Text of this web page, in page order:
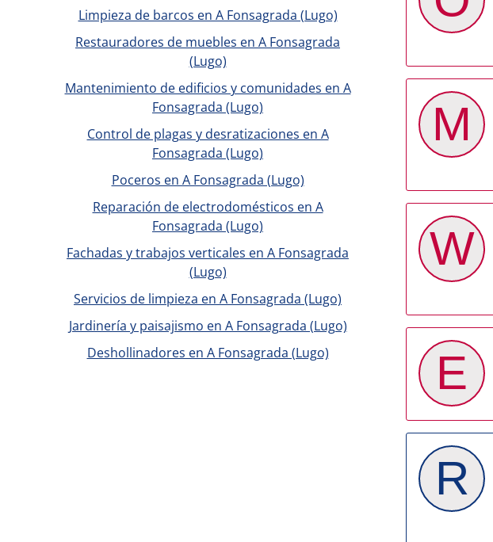
M
W
E
R
Limpieza de barcos en A Fonsagrada (Lugo)
Restauradores de muebles en A Fonsagrada
(Lugo)
Mantenimiento de edificios y comunidades en A
Fonsagrada (Lugo)
Control de plagas y desratizaciones en A
Fonsagrada (Lugo)
Poceros en A Fonsagrada (Lugo)
Reparación de electrodomésticos en A
Fonsagrada (Lugo)
Fachadas y trabajos verticales en A Fonsagrada
(Lugo)
Servicios de limpieza en A Fonsagrada (Lugo)
Jardinería y paisajismo en A Fonsagrada (Lugo)
Deshollinadores en A Fonsagrada (Lugo)